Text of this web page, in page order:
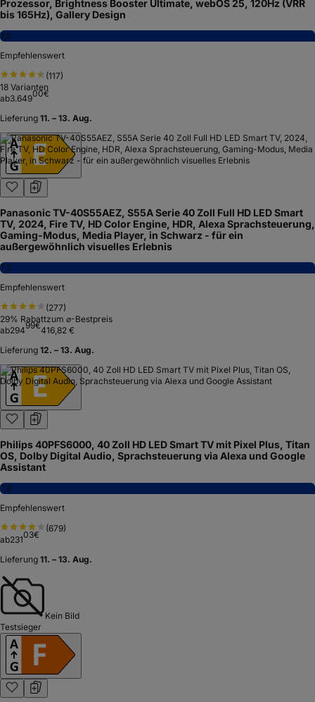
Prozessor, Brightness Booster Ultimate, webOS 25, 120Hz (VRR
bis 165Hz), Gallery Design
7,8
Empfehlenswert
(117)
18 Varianten
ab3.64900€
Lieferung 11. – 13. Aug.
Panasonic TV-40S55AEZ, S55A Serie 40 Zoll Full HD LED Smart
TV, 2024, Fire TV, HD Color Engine, HDR, Alexa Sprachsteuerung,
Gaming-Modus, Media Player, in Schwarz - für ein
außergewöhnlich visuelles Erlebnis
7,2
Empfehlenswert
(277)
29% Rabattzum ⌀-Bestpreis
ab29499€416,82 €
Lieferung 12. – 13. Aug.
Philips 40PFS6000, 40 Zoll HD LED Smart TV mit Pixel Plus, Titan
OS, Dolby Digital Audio, Sprachsteuerung via Alexa und Google
Assistant
7,9
Empfehlenswert
(679)
ab23103€
Lieferung 11. – 13. Aug.
Kein Bild
Testsieger